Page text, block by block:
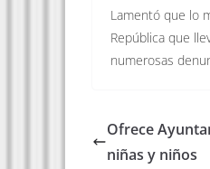
Lamentó que lo
República que
numerosas
Ofrece
niñas y niños